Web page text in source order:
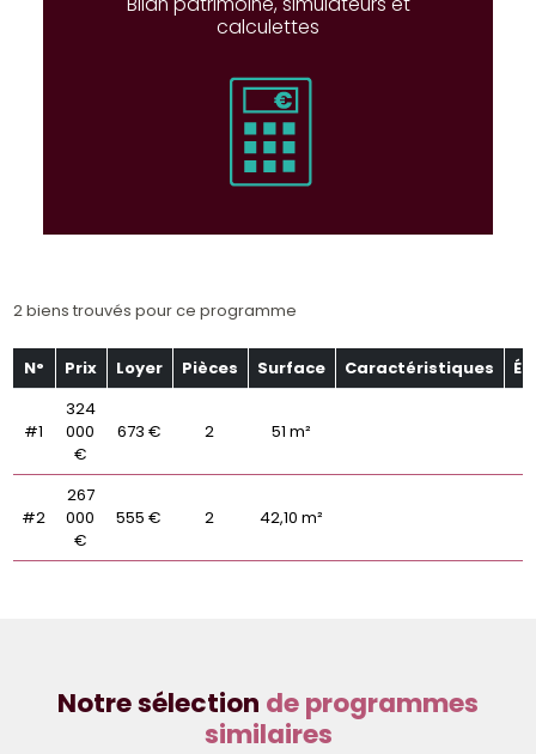
calculettes
2 biens trouvés pour ce programme
N° Prix Loyer Pièces Surface Caractéristiques
#1
324
000
€
673 € 2 51 m²
#2
267
000
€
555 € 2 42,10 m²
Notre sélection de programmes
similaires